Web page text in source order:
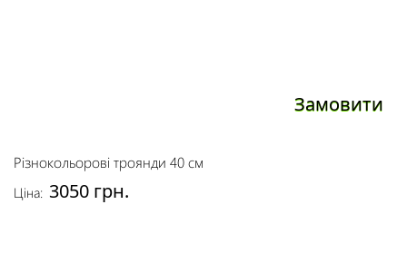
Замовити
Різнокольорові троянди 40 см
Ціна: 3050 грн.